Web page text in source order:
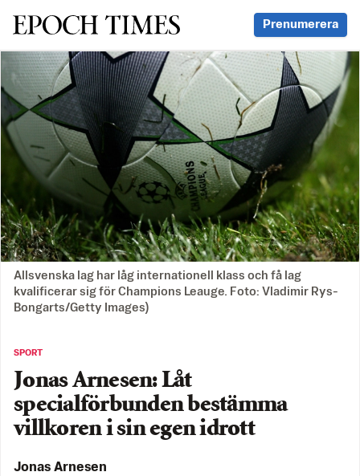
Svenska Epoch Times Prenumerera
Allsvenska lag har låg internationell klass och få lag
kvalificerar sig för Champions Leauge. Foto: Vladimir Rys-
Bongarts/Getty Images)
SPORT
Jonas Arnesen: Låt
specialförbunden bestämma
villkoren i sin egen idrott
Jonas Arnesen